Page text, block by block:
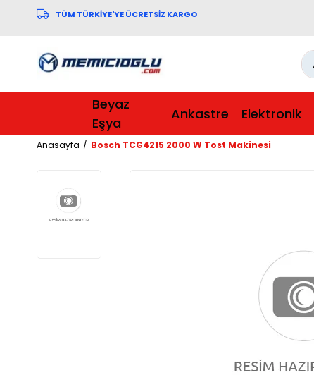
TÜM TÜRKİYE'YE ÜCRETSİZ KARGO
Beyaz
Eşya
Ankastre Elektronik
Anasayfa Bosch TCG4215 2000 W Tost Makinesi